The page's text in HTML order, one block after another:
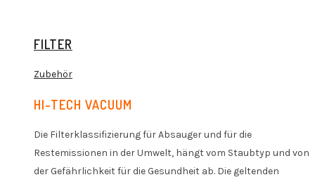
FILTER
Zubehör
HI-TECH VACUUM
Die Filterklassifizierung für Absauger und für die
Restemissionen in der Umwelt, hängt vom Staubtyp und von
der Gefährlichkeit für die Gesundheit ab. Die geltenden